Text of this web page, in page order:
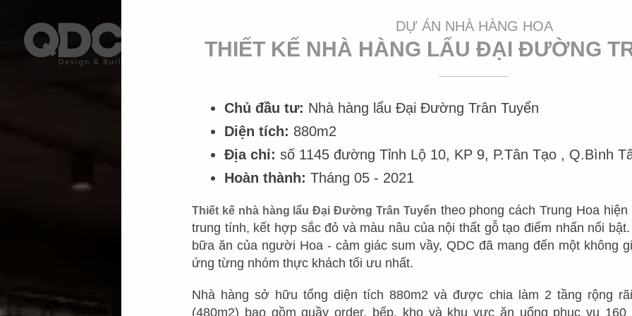
DỰ ÁN NHÀ HÀNG HOA
THIẾT KẾ NHÀ HÀNG LẨU ĐẠI ĐƯỜNG
Chủ đầu tư: Nhà hàng lẩu Đại Đường Trân Tuyển
Diện tích: 880m2
Địa chỉ: số 1145 đường Tỉnh Lộ 10, KP 9, P.Tân Tạo , Q.Bình
Hoàn thành: Tháng 05 - 2021
Thiết kế nhà hàng lẩu Đại Đường Trân Tuyển theo phong cách Trung Hoa
trung tính, kết hợp sắc đỏ và màu nâu của nội thất gỗ tạo điểm nhấn nổi
bữa ăn của người Hoa - cảm giác sum vầy, QDC đã mang đến một không
ứng từng nhóm thực khách tối ưu nhất.
Nhà hàng sở hữu tổng diện tích 880m2 và được chia làm 2 tầng rộng
(480m2) bao gồm quầy order, bếp, kho và khu vực ăn uống phục vụ
GIỚI THIỆU
TẦM NHÌN - SỨ MỆNH
QUY TRÌNH LÀM VIỆC
ĐỘI NGŨ QUẢN LÝ
DỰ TOÁN CHI PHÍ
DỰ ÁN
NHÀ HÀNG NHẬT
NHÀ HÀNG HOA
NHÀ HÀNG INDOCHINE
NHÀ HÀNG VIỆT
NHÀ HÀNG ÂU
THIẾT KẾ NHÀ HÀNG HÀN
NHÀ HÀNG THÁI
CHUỖI NHÀ HÀNG
THIẾT KẾ NHÀ HÀNG LẨU
NƯỚNG - BBQ
NHÀ HÀNG DIMSUM
THIẾT KẾ NHÀ HÀNG HẢI
NHÀ HÀNG TIỆC CƯỚI
TUYỂN
KHỐI
VỊ TRÍ